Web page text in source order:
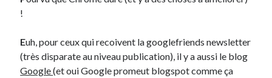
Humeur
Lyon
Lyon à Livre Ouvert
Mini-monsieur
!
Euh, pour ceux qui recoivent la googlefriends newsletter
(très disparate au niveau publication), il y a aussi le blog
Google(et oui Google promeut blogspot comme ça